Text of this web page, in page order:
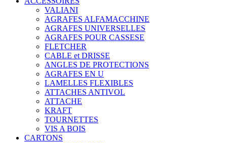
VALIANI
AGRAFES ALFAMACCHINE
AGRAFES UNIVERSELLES
AGRAFES POUR CASSESE
FLETCHER
CABLE et DRISSE
ANGLES DE PROTECTIONS
AGRAFES EN U
LAMELLES FLEXIBLES
ATTACHES ANTIVOL
ATTACHE
KRAFT
TOURNETTES
VIS A BOIS
CARTONS